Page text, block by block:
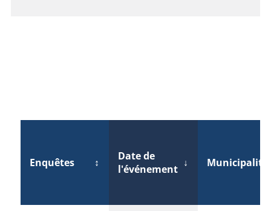
Enquêtes ↕
Date de
l'événement ↓ Municipalité